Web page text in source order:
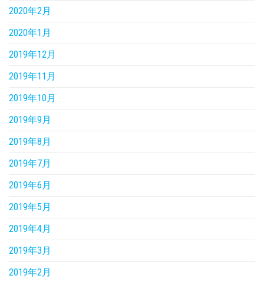
2020年2月
2020年1月
2019年12月
2019年11月
2019年10月
2019年9月
2019年8月
2019年7月
2019年6月
2019年5月
2019年4月
2019年3月
2019年2月